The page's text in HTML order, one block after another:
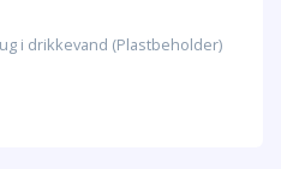
i drikkevand (Plastbeholder)